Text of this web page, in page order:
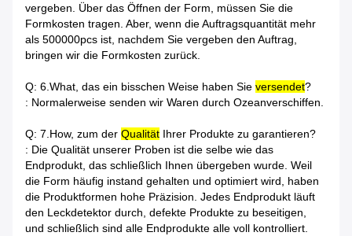
vergeben. Über das Öffnen der Form, müssen Sie die
Formkosten tragen. Aber, wenn die Auftragsquantität mehr
als 500000pcs ist, nachdem Sie vergeben den Auftrag,
bringen wir die Formkosten zurück.
Q: 6.What, das ein bisschen Weise haben Sie versendet?
: Normalerweise senden wir Waren durch Ozeanverschiffen.
Q: 7.How, zum der Qualität Ihrer Produkte zu garantieren?
: Die Qualität unserer Proben ist die selbe wie das
Endprodukt, das schließlich Ihnen übergeben wurde. Weil
die Form häufig instand gehalten und optimiert wird, haben
die Produktformen hohe Präzision. Jedes Endprodukt läuft
den Leckdetektor durch, defekte Produkte zu beseitigen,
und schließlich sind alle Endprodukte alle voll kontrolliert.